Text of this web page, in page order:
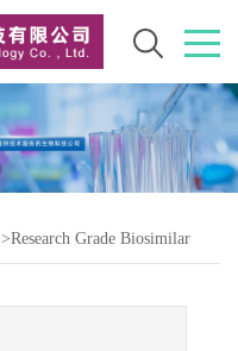
>Research Grade Biosimilar